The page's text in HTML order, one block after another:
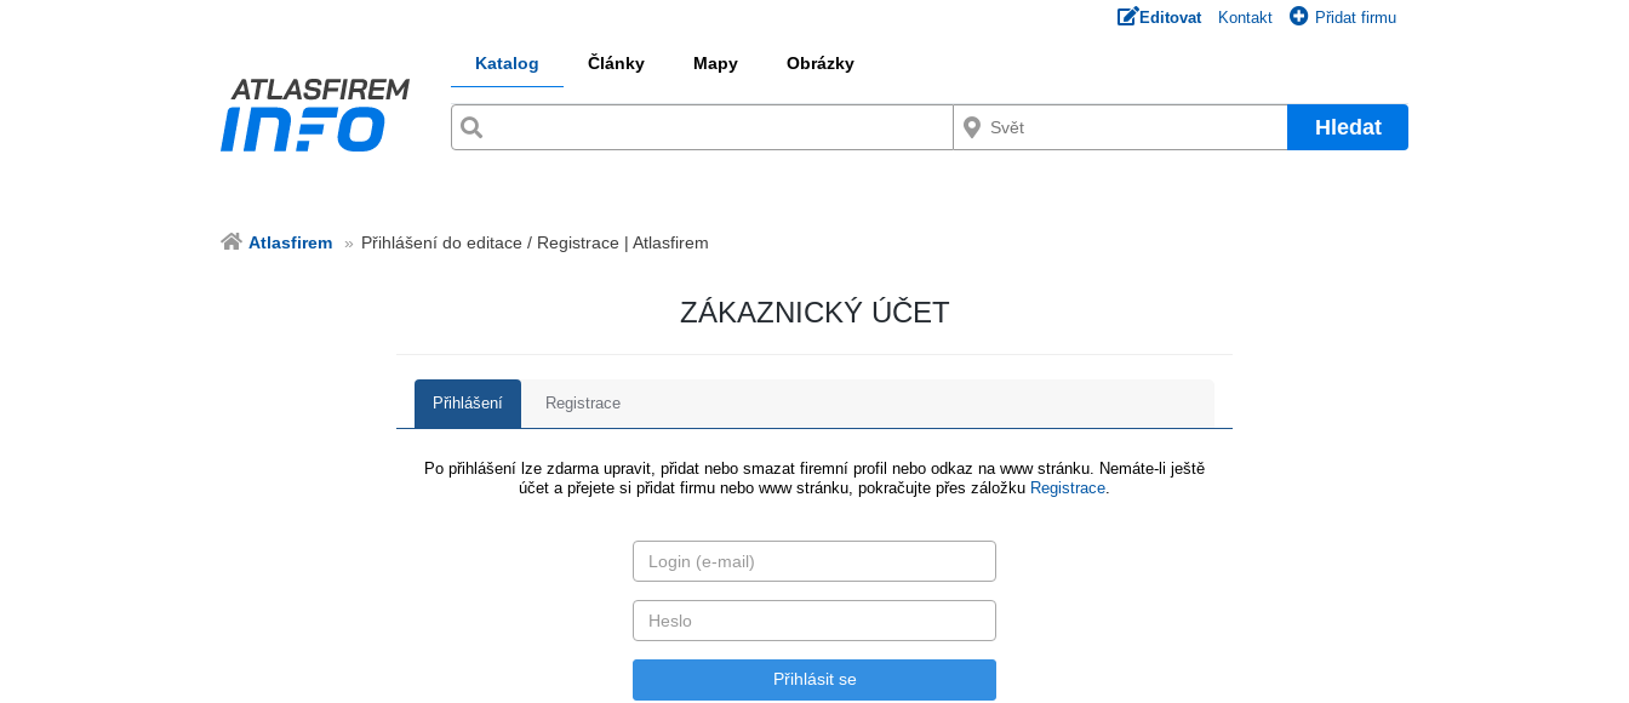
Editovat Kontakt Přidat firmu
Katalog Články Mapy Obrázky
Hledat
Atlasfirem Přihlášení do editace / Registrace | Atlasfirem
ZÁKAZNICKÝ ÚČET
Přihlášení Registrace
Po přihlášení lze zdarma upravit, přidat nebo smazat firemní profil nebo odkaz na www stránku. Nemáte-li ještě
účet a přejete si přidat firmu nebo www stránku, pokračujte přes záložku Registrace